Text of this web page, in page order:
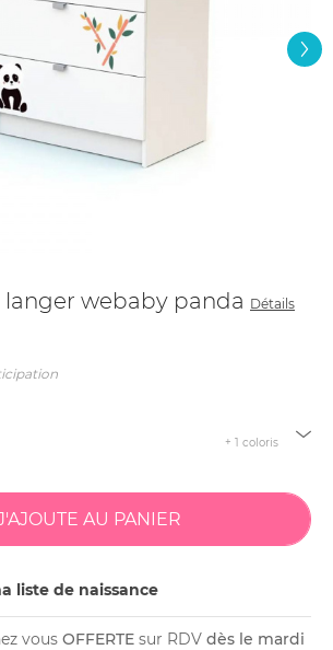
webaby panda Détails
+ 1 coloris
liste de naissance
vous OFFERTE sur RDV dès le mardi